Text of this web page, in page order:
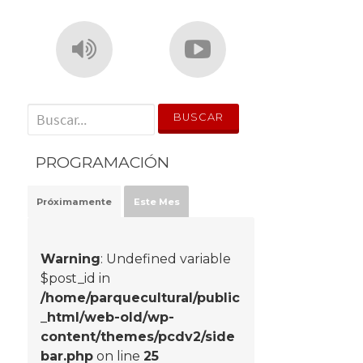
' . __('Search for:') . '
PROGRAMACIÓN
Próximamente Este Mes
Warning: Undefined variable
$post_id in
/home/parquecultural/public
_html/web-old/wp-
content/themes/pcdv2/side
bar.php on line25